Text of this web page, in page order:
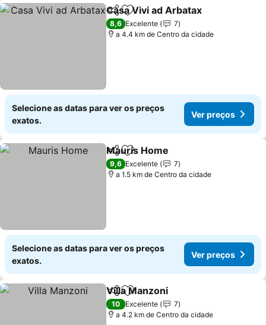
PartilharAdicionar aos favoritos
Casa Vivi ad Arbatax
8,6 Excelente
7
a 4.4 km de Centro da cidade
Selecione as datas para ver os preços
exatos.
Ver preços
PartilharAdicionar aos favoritos
Mauris Home
9,6 Excelente
7
a 1.5 km de Centro da cidade
Selecione as datas para ver os preços
exatos.
Ver preços
PartilharAdicionar aos favoritos
Villa Manzoni
10 Excelente
7
a 4.2 km de Centro da cidade